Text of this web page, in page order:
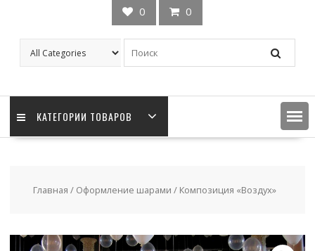
0 0
КАТЕГОРИИ ТОВАРОВ
Главная / Оформление шарами / Композиция «Воздух»